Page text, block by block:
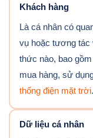
Khách hàng
Là cá nhân có
vụ hoặc tương tác
thức nào, bao
mua hàng, sử
thống điện mặt trời.
Dữ liệu cá nhân